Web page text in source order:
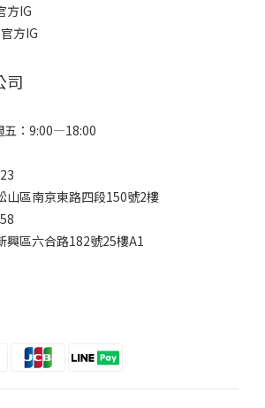
方IG
方IG
司
五：9:00—18:00
山區南京東路四段150號2樓
興區六合路182號25樓A1